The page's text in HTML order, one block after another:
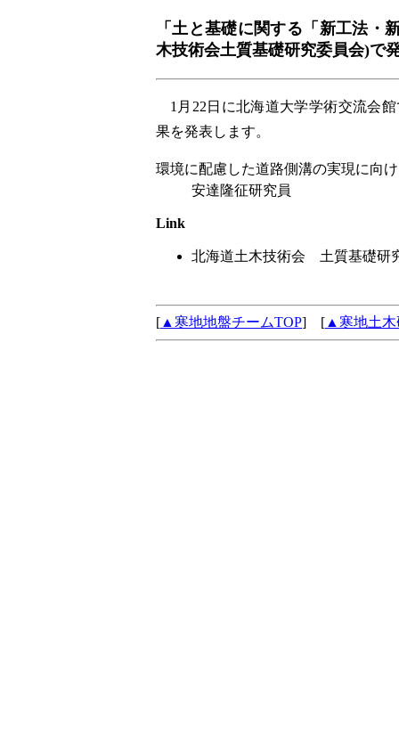
「土と基礎に関する「新工法・
木技術会土質基礎研究委員会)で
1月22日に北海道大学学術交流会
果を発表します。
環境に配慮した道路側溝の実現に向
安達隆征研究員
Link
北海道土木技術会 土質基礎研
[ ▲寒地地盤チームTOP] [ ▲寒地土木